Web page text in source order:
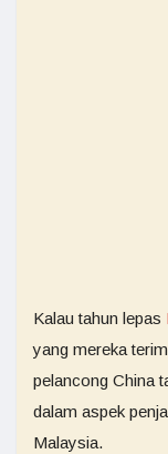
Kalau tahun lepas
yang mereka
pelancong China
dalam aspek
Malaysia.